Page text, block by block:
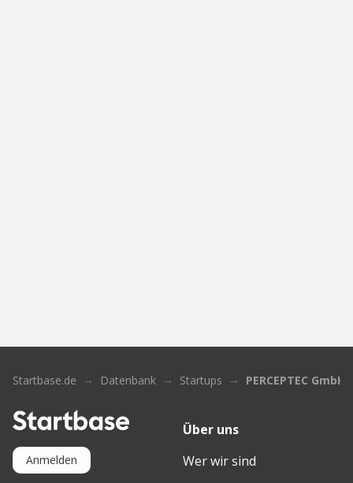
Startbase.de Datenbank Startups PERCEPTEC GmbH
Anmelden
Über uns
Wer wir sind